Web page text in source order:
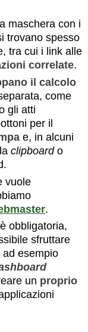
maschera con i
trovano spesso
tra cui i link alle
correlate.
il calcolo
come
gli atti
per il
e, in alcuni
clipboardo
vuole
.
obbligatoria,
sfruttare
ad esempio
un proprio